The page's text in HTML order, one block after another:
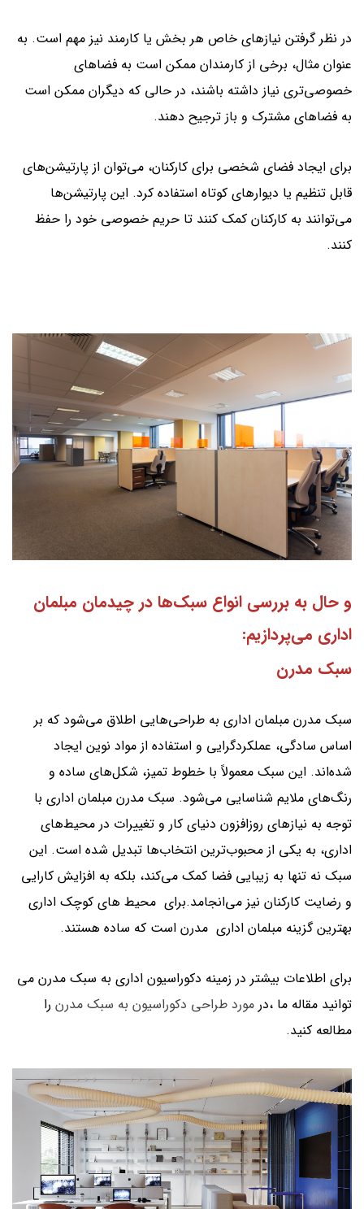
در نظر گرفتن نیازهای خاص هر بخش یا کارمند نیز مهم است. به
عنوان مثال، برخی از کارمندان ممکن است به فضاهای
خصوصی‌تری نیاز داشته باشند، در حالی که دیگران ممکن است
به فضاهای مشترک و باز ترجیح دهند.
برای ایجاد فضای شخصی برای کارکنان، می‌توان از پارتیشن‌های
قابل تنظیم یا دیوارهای کوتاه استفاده کرد. این پارتیشن‌ها
می‌توانند به کارکنان کمک کنند تا حریم خصوصی خود را حفظ
کنند.
و حال به بررسی انواع سبک‌ها در چیدمان مبلمان
اداری می‌پردازیم:
سبک مدرن
سبک مدرن مبلمان اداری به طراحی‌هایی اطلاق می‌شود که بر
اساس سادگی، عملکردگرایی و استفاده از مواد نوین ایجاد
شده‌اند. این سبک معمولاً با خطوط تمیز، شکل‌های ساده و
رنگ‌های ملایم شناسایی می‌شود. سبک مدرن مبلمان اداری با
توجه به نیازهای روزافزون دنیای کار و تغییرات در محیط‌های
اداری، به یکی از محبوب‌ترین انتخاب‌ها تبدیل شده است. این
سبک نه تنها به زیبایی فضا کمک می‌کند، بلکه به افزایش کارایی
و رضایت کارکنان نیز می‌انجامد.برای محیط های کوچک اداری
بهترین گزینه مبلمان اداری مدرن است که ساده هستند.
برای اطلاعات بیشتر در زمینه دکوراسیون اداری به سبک مدرن می
توانید مقاله ما ،در مورد طراحی دکوراسیون به سبک مدرن را
مطالعه کنید.